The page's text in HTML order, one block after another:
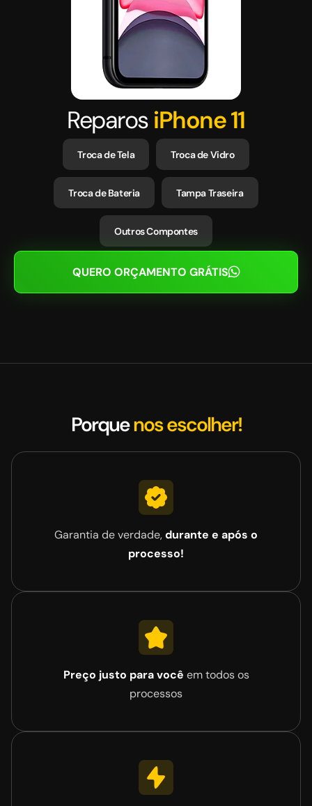
Reparos iPhone 11
Troca de Tela Troca de Vidro
Troca de Bateria Tampa Traseira
Outros Compontes
QUERO ORÇAMENTO GRÁTIS
Porquenos escolher!
Garantia de verdade,durante e após o
processo!
Preço justo para você em todos os
processos